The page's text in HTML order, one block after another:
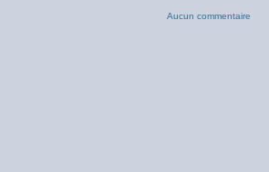
Aucun commentaire